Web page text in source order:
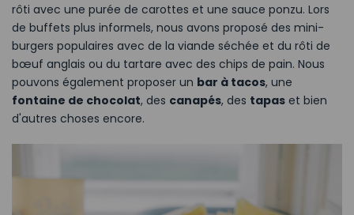
rôti avec une purée de carottes et une sauce ponzu. Lors
de buffets plus informels, nous avons proposé des mini-
burgers populaires avec de la viande séchée et du rôti de
bœuf anglais ou du tartare avec des chips de pain. Nous
pouvons également proposer un bar à tacos, une
fontaine de chocolat, des canapés, des tapas et bien
d'autres choses encore.